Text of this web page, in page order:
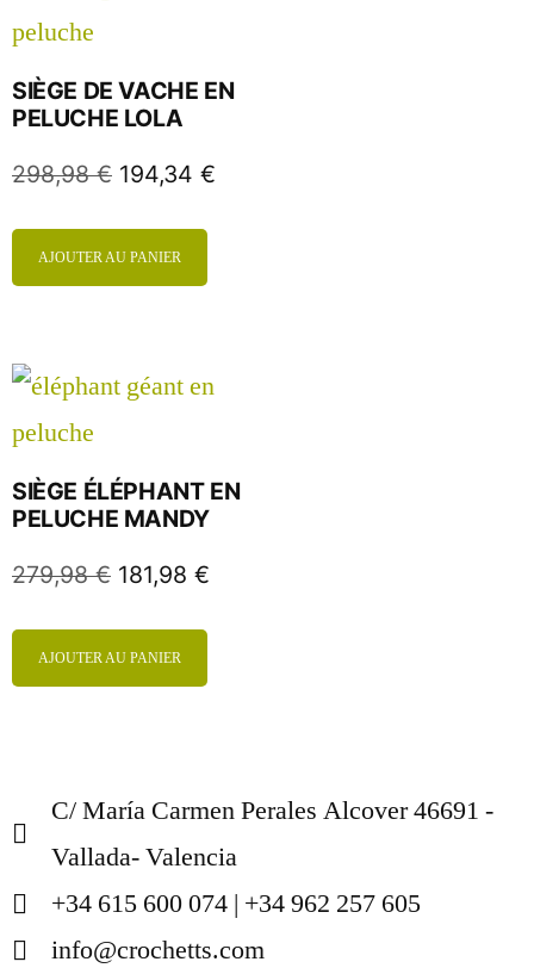
SIÈGE DE VACHE EN
PELUCHE LOLA
298,98€ 194,34 €
AJOUTER AU PANIER
SIÈGE ÉLÉPHANT EN
PELUCHE MANDY
279,98€ 181,98 €
AJOUTER AU PANIER
C/ María Carmen Perales Alcover 46691 -
Vallada- Valencia
+34 615 600 074 | +34 962 257 605
info@crochetts.com